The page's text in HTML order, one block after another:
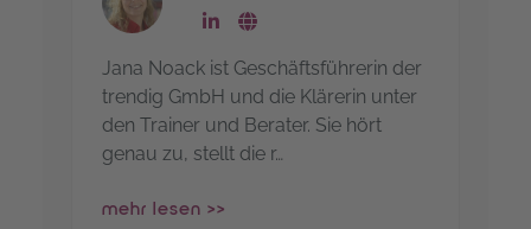
go to linkedin-profile
Jana Noack ist Geschäftsführerin der
trendig GmbH und die Klärerin unter
den Trainer und Berater. Sie hört
genau zu, stellt die r…
mehr lesen >>